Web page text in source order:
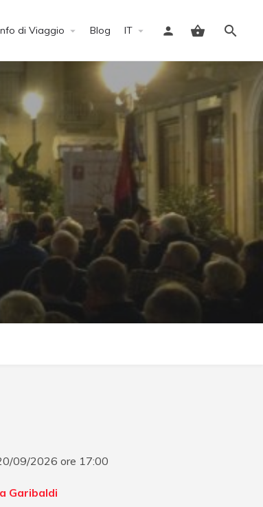
di Viaggio Blog IT
Accedi
09/2026 ore 17:00
Garibaldi